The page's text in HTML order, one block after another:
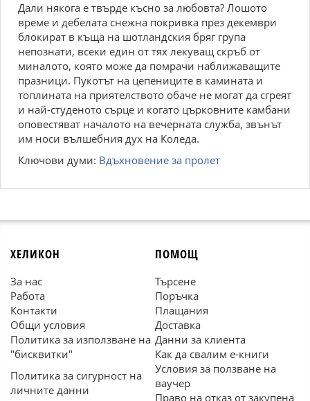
Дали някога е твърде късно за любовта? Лошото
време и дебелата снежна покривка през декември
блокират в къща на шотландския бряг група
непознати, всеки един от тях лекуващ скръб от
миналото, която може да помрачи наближаващите
празници. Пукотът на цепениците в камината и
топлината на приятелството обаче не могат да сгреят
и най-студеното сърце и когато църковните камбани
оповестяват началото на вечерната служба, звънът
им носи вълшебния дух на Коледа.
Ключови думи: Вдъхновение за пролет
ХЕЛИКОН
За нас
Работа
Контакти
Общи условия
Политика за използване на
"бисквитки"
Политика за сигурност на
личните данни
ПОМОЩ
Търсене
Поръчка
Плащания
Доставка
Данни за клиента
Как да свалим е-книги
Условия за ползване на
ваучер
Право на отказ от закупена